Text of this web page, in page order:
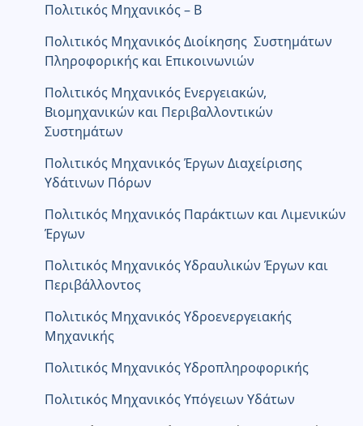
Πολιτικός Μηχανικός – Β
Πολιτικός Μηχανικός Διοίκησης Συστημάτων
Πληροφορικής και Επικοινωνιών
Πολιτικός Μηχανικός Ενεργειακών,
Βιομηχανικών και Περιβαλλοντικών
Συστημάτων
Πολιτικός Μηχανικός Έργων Διαχείρισης
Υδάτινων Πόρων
Πολιτικός Μηχανικός Παράκτιων και Λιμενικών
Έργων
Πολιτικός Μηχανικός Υδραυλικών Έργων και
Περιβάλλοντος
Πολιτικός Μηχανικός Υδροενεργειακής
Μηχανικής
Πολιτικός Μηχανικός Υδροπληροφορικής
Πολιτικός Μηχανικός Υπόγειων Υδάτων